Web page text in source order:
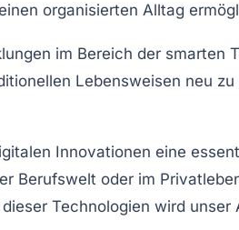
organisierten Alltag
im Bereich der smarten
Lebensweisen neu
Innovationen eine
Berufswelt oder im
Technologien wird